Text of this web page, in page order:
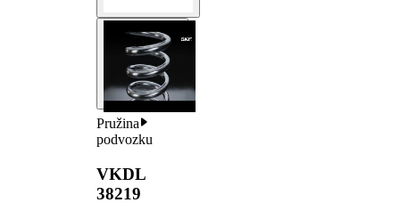
Pružina
podvozku
VKDL
38219